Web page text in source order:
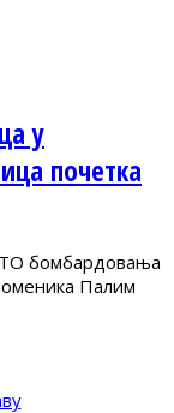
у
почетка
бомбардовања
Палим